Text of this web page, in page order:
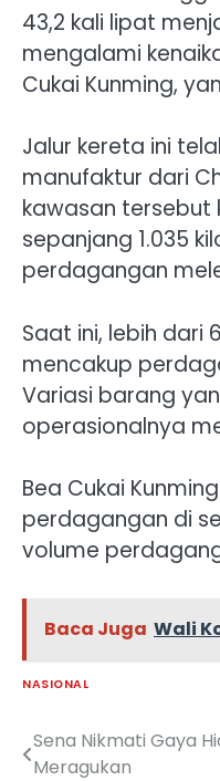
43,2 kali lipat
mengalami
Cukai Kunming,
Jalur kereta ini
manufaktur dari
kawasan tersebut
sepanjang 1.035
perdagangan
Saat ini, lebih dari
mencakup
Variasi barang
operasionalnya
Bea Cukai
perdagangan di
volume
Baca Juga Wali
NASIONAL
Navigasi
Sena Nikmati Gaya
Meragukan